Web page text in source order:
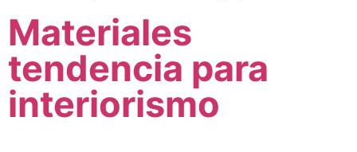
Materiales
tendencia para
interiorismo